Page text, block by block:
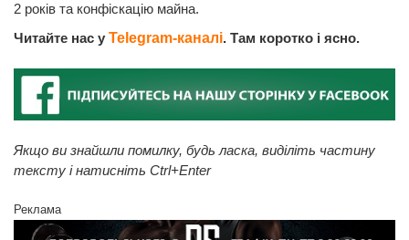
2 років та конфіскацію майна.
Читайте нас у Telegram-каналі. Там коротко і ясно.
Якщо ви знайшли помилку, будь ласка, виділіть частину
тексту і натисніть Ctrl+Enter
Реклама